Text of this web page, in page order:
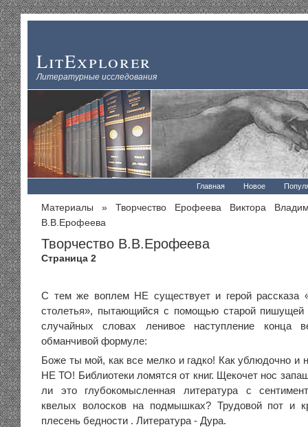
LitExplorer
Литературные исследования
Главная Новое
Материалы » Творчество Ерофеева Виктора
В.В.Ерофеева
Творчество В.В.Ерофеева
Страница 2
С тем же воплем НЕ существует и герой рассказа
столетья», пытающийся с помощью старой пишущей
случайных словах ленивое наступление кон­ца
обманчивой формуле:
Боже ты мой, как все мелко и гадко! Как ублюдочно
НЕ ТО! Библиотеки ломятся от книг. Щекочет нос
ли это глубокомысленная литература с
квелых волосков на подмышках? Трудовой пот и
плесень бедности . Литература - Дура.